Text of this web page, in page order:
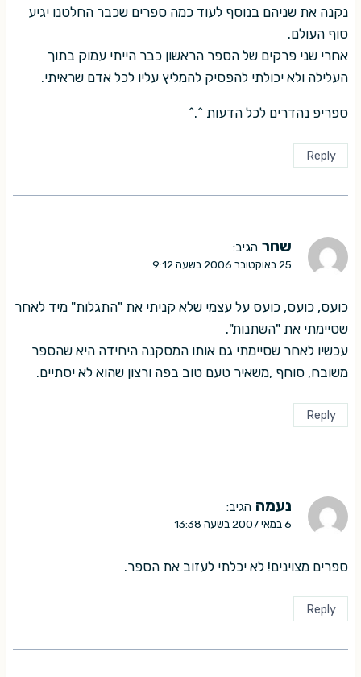
נקנה את שניהם בנוסף לעוד כמה ספרים שכבר החלטנו יגיע
סוף העולם.
אחרי שני פרקים של הספר הראשון כבר הייתי עמוק בתוך
העלילה ולא יכולתי להפסיק להמליץ עליו לכל אדם שראיתי.
ספריפ נהדרים לכל הדעות ^.^
Reply
שחר הגיב:
25 באוקטובר 2006 בשעה 9:12
כועס, כועס, כועס על עצמי שלא קניתי את "התגלות" מיד לאחר
שסיימתי את "השתנות".
עכשיו לאחר שסיימתי גם אותו המסקנה היחידה היא שהספר
משובח, סוחף ,משאיר טעם טוב בפה ורצון שהוא לא יסתיים.
Reply
נעמה הגיב:
6 במאי 2007 בשעה 13:38
ספרים מצוינים! לא יכלתי לעזוב את הספר.
Reply